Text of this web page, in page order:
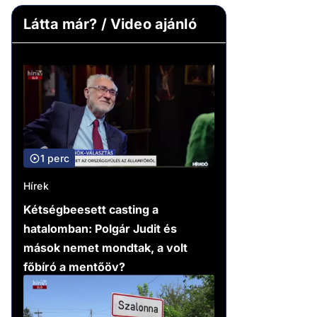
Látta már? / Video ajánló
1 perc
Hírek
Kétségbeesett casting a
hatalomban: Polgár Judit és
mások nemet mondtak, a volt
főbíró a mentőöv?